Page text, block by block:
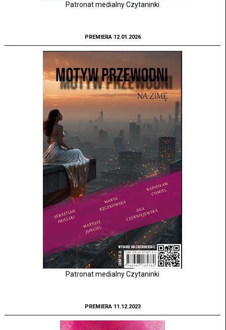
Patronat medialny Czytaninki
PREMIERA 12.01.2026
Patronat medialny Czytaninki
PREMIERA 11.12.2023